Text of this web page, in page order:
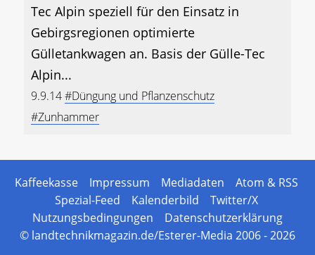
Tec Alpin speziell für den Einsatz in
Gebirgsregionen optimierte
Gülletankwagen an. Basis der Gülle-Tec
Alpin...
9.9.14#Düngung und Pflanzenschutz
#Zunhammer
Kaffeekasse Impressum Mediadaten
Atom & RSS
Spezial-Feed
Kalenderbild
Twitter/X
Nutzungsbedingungen
Datenschutzerklärung
© landtechnikmagazin.de/Esterer-Media 2006 - 2026